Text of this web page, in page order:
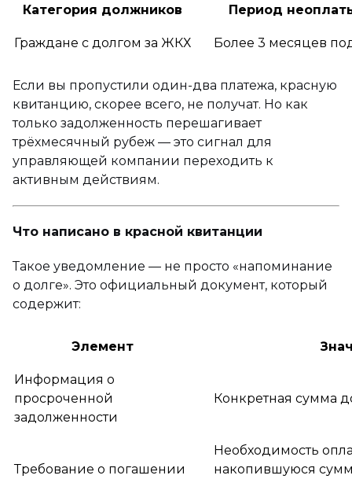
Категория должников Период
Граждане с долгом за ЖКХ Более 3 месяцев
Если вы пропустили один-два платежа, красную
квитанцию, скорее всего, не получат. Но как
только задолженность перешагивает
трёхмесячный рубеж — это сигнал для
управляющей компании переходить к
активным действиям.
Что написано в красной квитанции
Такое уведомление — не просто «напоминание
о долге». Это официальный документ, который
содержит:
Элемент
Информация о
просроченной
задолженности
Конкретная сумма
Требование о погашении
Необходимость
накопившуюся